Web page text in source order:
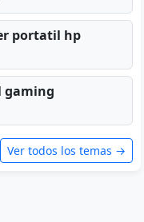
portatil hp
gaming
Ver todos los temas →